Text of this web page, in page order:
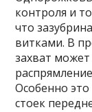
контроля и
что
витками. В
захват
Особенно
стоек